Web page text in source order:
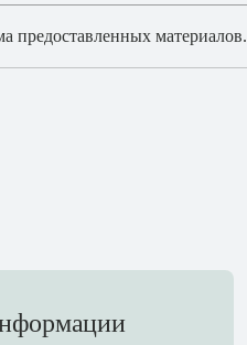
предоставленных материалов.